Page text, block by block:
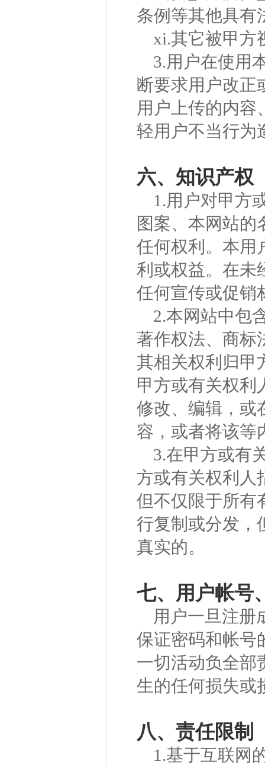
条例等其他具有
xi.其它被甲方
3.用户在使用
断要求用户改正
用户上传的内容
轻用户不当行为
六、知识产权
1.用户对甲方
图案、本网站的
任何权利。本用
利或权益。在未
任何宣传或促销
2.本网站中包
著作权法、商标
其相关权利归甲
甲方或有关权利
修改、编辑，或
容，或者将该等
3.在甲方或有
方或有关权利人
但不仅限于所有
行复制或分发，
真实的。
七、用户帐号
用户一旦注册
保证密码和帐号
一切活动负全部
生的任何损失或
八、责任限制
1.基于互联网